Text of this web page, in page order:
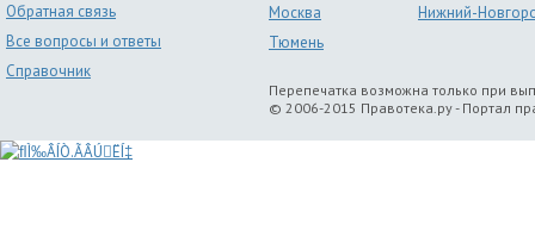
Обратная связь
Все вопросы и ответы
Справочник
Москва
Нижний-
Тюмень
Перепечатка возможна только при
© 2006-2015 Правотека.ру - Портал